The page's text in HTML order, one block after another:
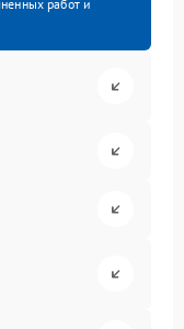
работ и